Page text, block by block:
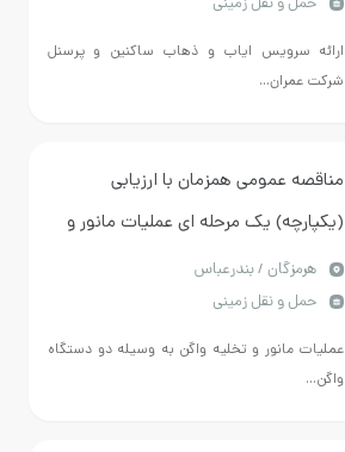
عمومی شهر جدید رامین
ارائه سرویس ایاب و ذهاب ساکنین و پرسنل
شرکت عمران...
مناقصه عمومی همزمان با ارزیابی
(یکپارچه) یک مرحله ای عملیات مانور و
تخلیه واگن به وسیله دو دستگاه واگن
برگردان و انتقال به دپوی مواد معدنی
هرمزگان / بندرعباس
حمل و نقل زمینی
عملیات مانور و تخلیه واگن به وسیله دو دستگاه
واگن...